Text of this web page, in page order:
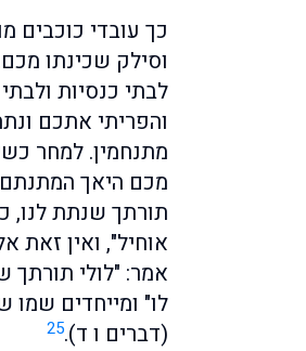
כך עובדי כוכבים
וסילק שכינתו
לבתי כנסיות
והפריתי אתכם
מתנחמין. למחר
מכם היאך המתנתם
תורתך שנתת לנו,
אוחיל", ואין
אמר: "לולי תורתך
לו" ומייחדים
(דברים ו ד).25